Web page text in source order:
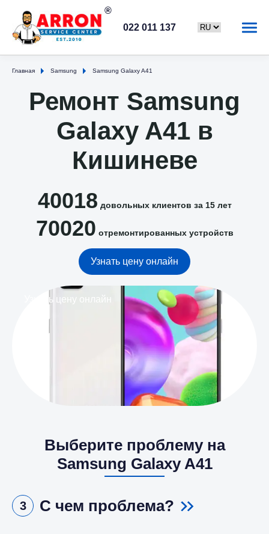
022 011 137
Главная Samsung Samsung Galaxy A41
Ремонт Samsung
Galaxy A41 в
Кишиневе
40018 довольных клиентов за 15 лет
70020 отремонтированных устройств
Узнать цену онлайн
Узнать цену онлайн
Выберите проблему на
Samsung Galaxy A41
3 С чем проблема?